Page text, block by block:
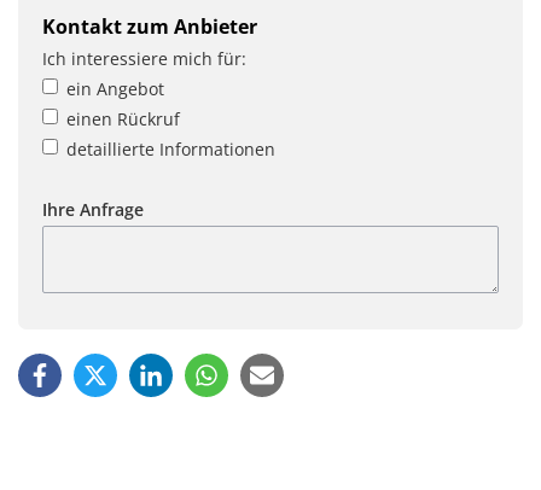
Kontakt zum Anbieter
Ich interessiere mich für:
ein Angebot
einen Rückruf
detaillierte Informationen
Ihre Anfrage